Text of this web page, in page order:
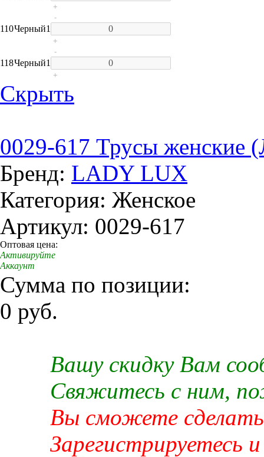
+
110Черный1
-
+
118Черный1
-
+
Скрыть
0029-617 Трусы женские
Бренд: LADY LUX
Категория: Женское
Артикул: 0029-617
Оптовая цена:
Активируйте
Аккаунт
Сумма по позиции:
0 руб.
Вашу скидку Вам
Свяжитесь с ним,
Вы сможете сделать
Зарегистрируетесь